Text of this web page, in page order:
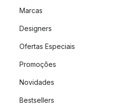
Marcas
Designers
Ofertas Especiais
Promoções
Novidades
Bestsellers